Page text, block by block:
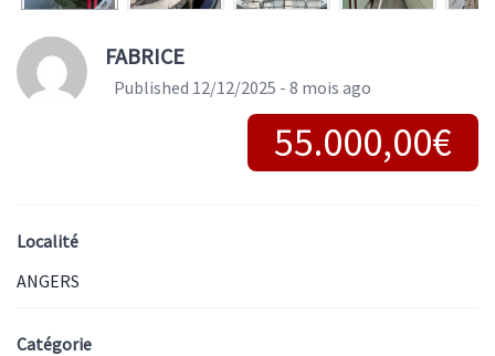
FABRICE
Published 12/12/2025 - 8 mois ago
55.000,00€
Localité
ANGERS
Catégorie